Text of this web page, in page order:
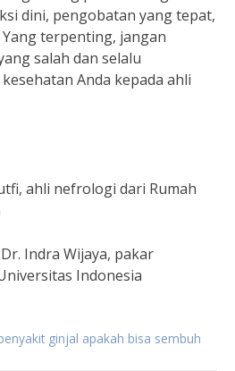
dini, pengobatan yang tepat,
terpenting, jangan
salah dan selalu
Anda kepada ahli
ahli nefrologi dari Rumah
Indra Wijaya, pakar
Indonesia
ginjal apakah bisa sembuh